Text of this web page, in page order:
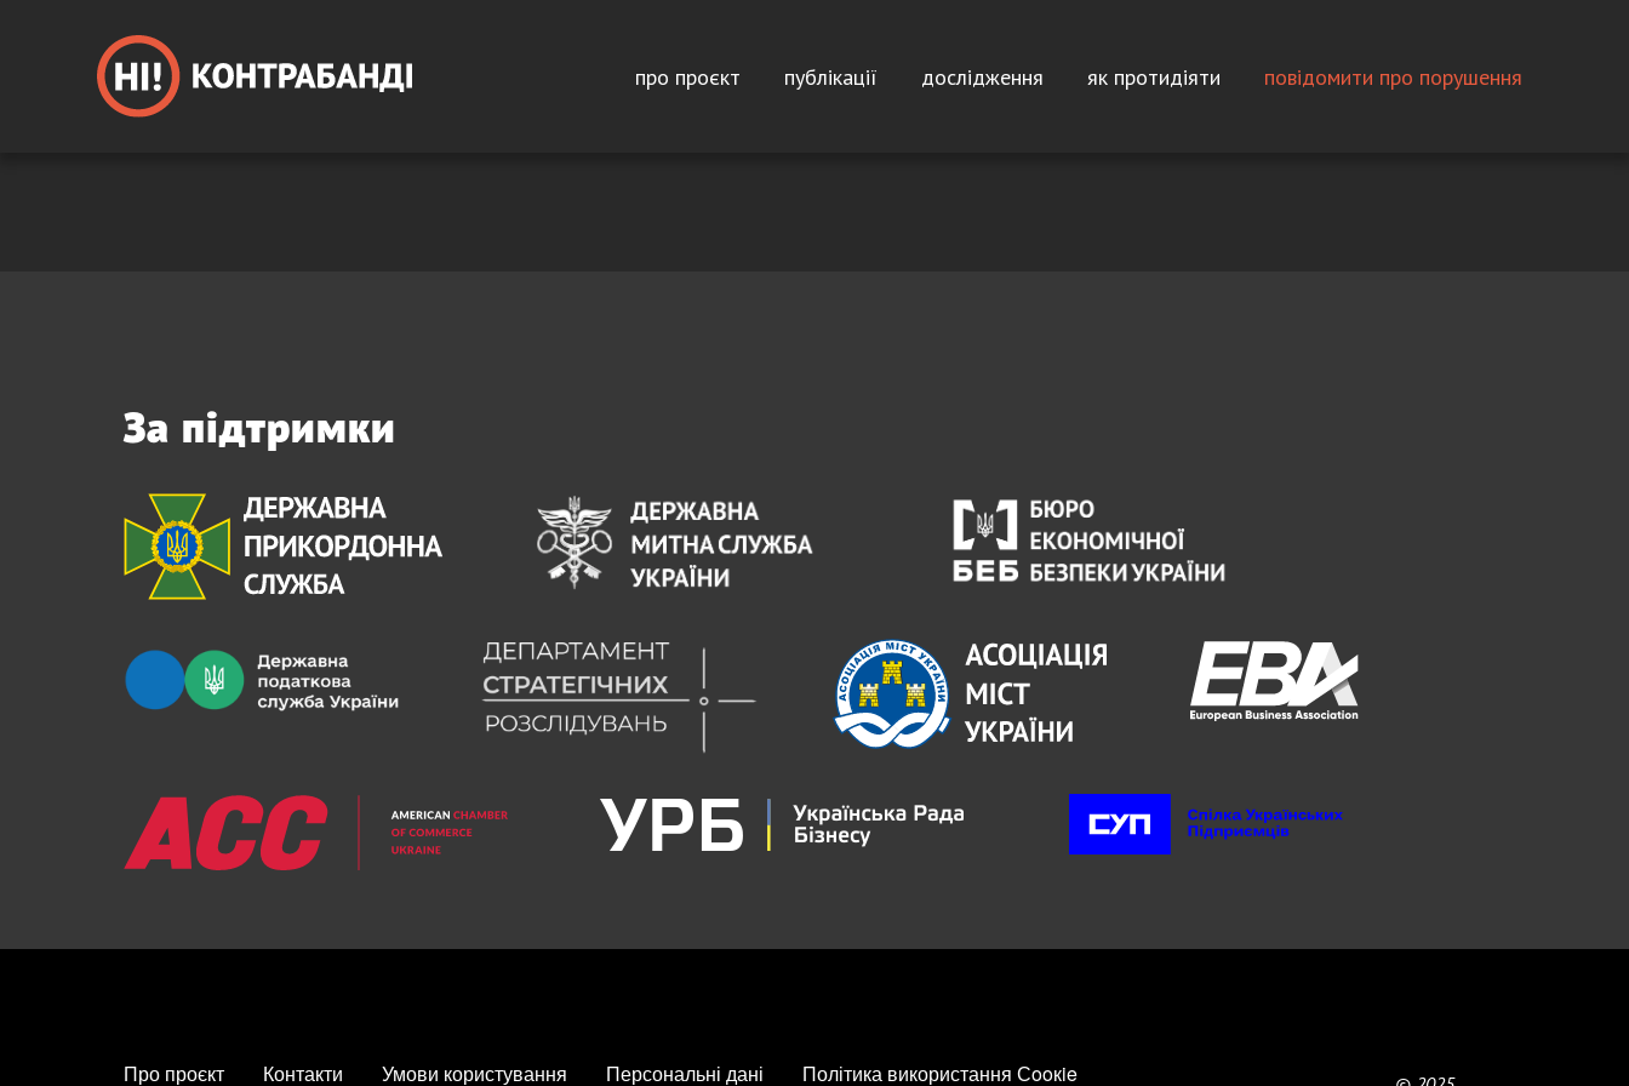
Main navigation
про проєкт публікації дослідження як протидіяти повідомити про порушення
За підтримки
Про проєкт Контакти Умови користування Персональні дані Політика використання Сooкie